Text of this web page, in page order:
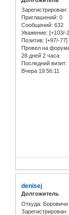
Зарегистрирован:
Приглашений: 0
Сообщений: 632
Уважение: [+103/-
Позитив: [+97/-77]
Провел на
28 дней 2 часа
Последний визит:
Вчера 19:56:11
denisej
Долгожитель
Откуда: Боровичи
Зарегистрирован: